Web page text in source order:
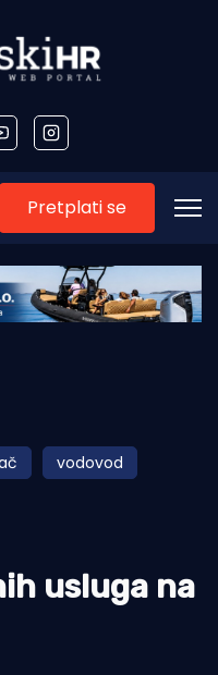
Pretplati se
vodovod
usluga na